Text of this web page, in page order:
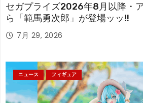
セガプライズ2026年8月以降・
ら「範馬勇次郎」が登場ッッ!!
7月 29, 2026
ニュース フィギュア